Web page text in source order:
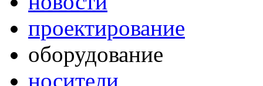
проектирование
оборудование
носители